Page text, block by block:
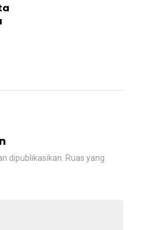
dipublikasikan. Ruas yang